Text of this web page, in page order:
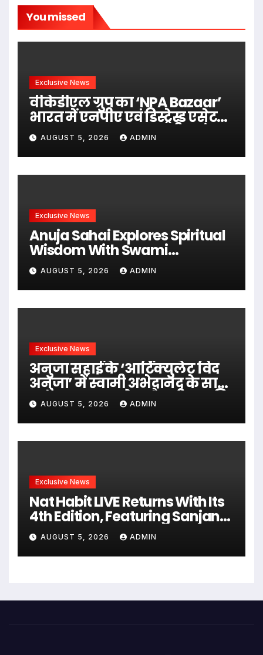
You missed
Exclusive News
वीकेडीएल ग्रुप का ‘NPA Bazaar’
भारत में एनपीए एवं डिस्ट्रेस्ड एसेट
समाधान का बन रहा राष्ट्रीय मंच,
वि के दुबे के नेतृत्व में बैंकिंग एवं
वित्तीय क्षेत्र के लिए समग्र समाधान
उपलब्ध कराने की पहल i
AUGUST 5, 2026 ADMIN
Exclusive News
Anuja Sahai Explores Spiritual
Wisdom With Swami
Abhedananda On Articulate
With Anuja
AUGUST 5, 2026 ADMIN
Exclusive News
अनुजा सहाई के ‘आर्टिक्युलेट विद
अनुजा’ में स्वामी अभेदानंद के साथ
अध्यात्म, आत्मबोध और जीवन की
गहन यात्रा
AUGUST 5, 2026 ADMIN
Exclusive News
Nat Habit LIVE Returns With Its
4th Edition, Featuring Sanjana
Sanghi In An Exclusive Look
Inside Fresh Ayurveda Kitchen
AUGUST 5, 2026 ADMIN